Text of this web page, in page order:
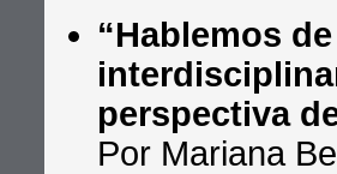
“Hablemos
perspectiva
Por Mariana